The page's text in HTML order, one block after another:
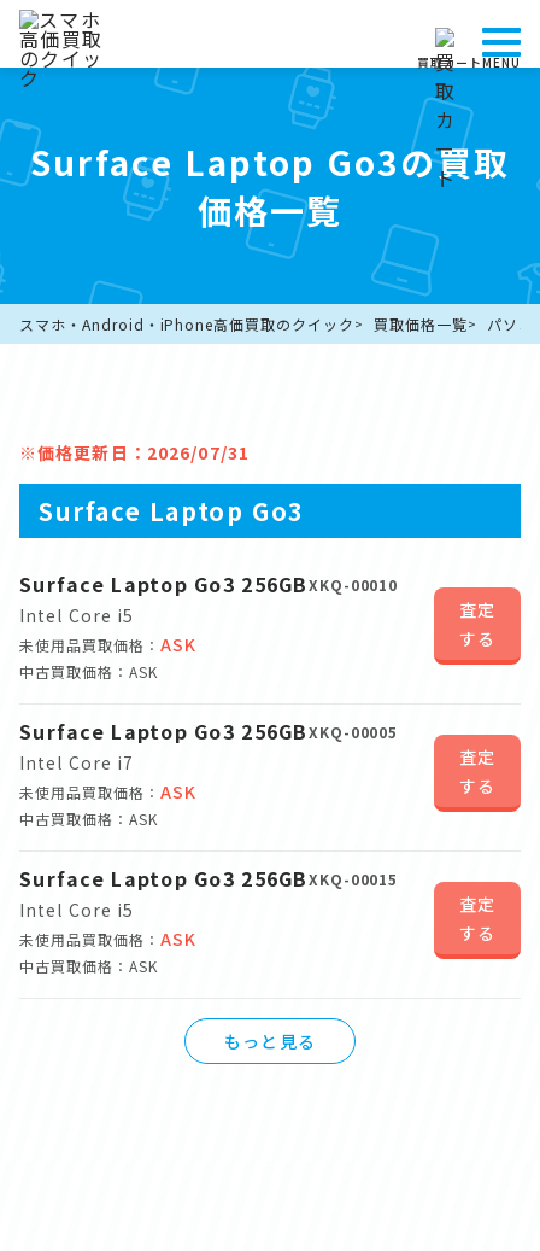
買取カートMENU
Surface Laptop Go3の買取
価格一覧
スマホ・Android・iPhone高価買取のクイック 買取価格一覧 パソコ
※価格更新日：2026/07/31
Surface Laptop Go3
Surface Laptop Go3 256GBXKQ-00010
Intel Core i5
未使用品買取価格： ASK
中古買取価格：ASK
査定
する
Surface Laptop Go3 256GBXKQ-00005
Intel Core i7
未使用品買取価格： ASK
中古買取価格：ASK
査定
する
Surface Laptop Go3 256GBXKQ-00015
Intel Core i5
未使用品買取価格： ASK
中古買取価格：ASK
査定
する
もっと見る